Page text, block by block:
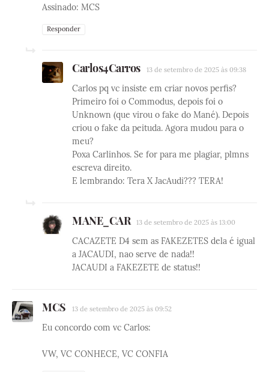
Assinado: MCS
Responder
Carlos4Carros 13 de setembro de 2025 às 09:38
Carlos pq vc insiste em criar novos perfis?
Primeiro foi o Commodus, depois foi o
Unknown (que virou o fake do Mané). Depois
criou o fake da peituda. Agora mudou para o
meu?
Poxa Carlinhos. Se for para me plagiar, plmns
escreva direito.
E lembrando: Tera X JacAudi??? TERA!
MANE_CAR 13 de setembro de 2025 às 13:00
CACAZETE D4 sem as FAKEZETES dela é igual
a JACAUDI, nao serve de nada!!
JACAUDI a FAKEZETE de status!!
MCS 13 de setembro de 2025 às 09:52
Eu concordo com vc Carlos:
VW, VC CONHECE, VC CONFIA